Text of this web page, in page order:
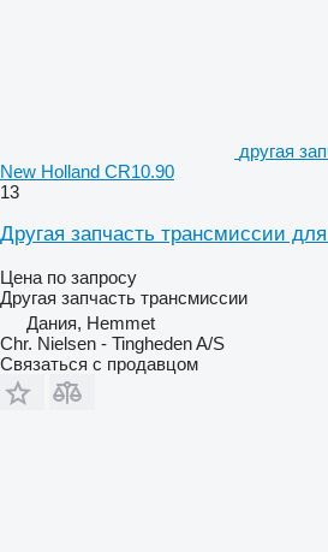
другая
New Holland CR10.90
13
Другая запчасть трансмиссии
Цена по запросу
Другая запчасть трансмиссии
Дания, Hemmet
Chr. Nielsen - Tingheden A/S
Связаться с продавцом